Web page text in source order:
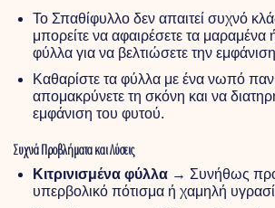
Το Σπαθίφυλλο δεν απαιτεί συχνό
μπορείτε να αφαιρέσετε τα μαραμένα
φύλλα για να βελτιώσετε την
Καθαρίστε τα φύλλα με ένα νωπό
απομακρύνετε τη σκόνη και να
εμφάνιση του φυτού.
Συχνά Προβλήματα και Λύσεις
Κιτρινισμένα φύλλα→ Συνήθως
υπερβολικό πότισμα ή χαμηλή